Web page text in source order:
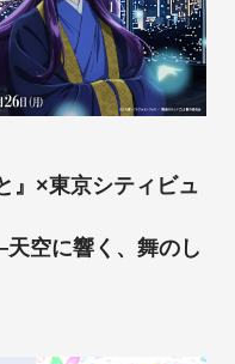
』×東京シティビュ
空に響く、舞のし